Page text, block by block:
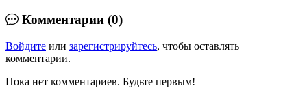
Комментарии (0)
Войдите или зарегистрируйтесь, чтобы оставлять
комментарии.
Пока нет комментариев. Будьте первым!